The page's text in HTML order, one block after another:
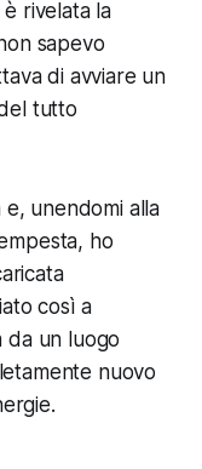
rivelata la
sapevo
di avviare un
tutto
e, unendomi alla
ho
così a
da un luogo
nuovo